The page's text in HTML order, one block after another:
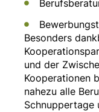
Besonders
und der
Kooperationen
nahezu alle
Schnuppertage